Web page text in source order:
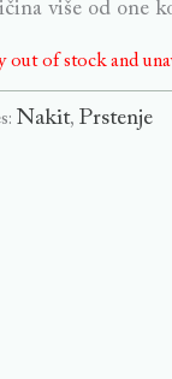
više od one
of stock and
Nakit, Prstenje